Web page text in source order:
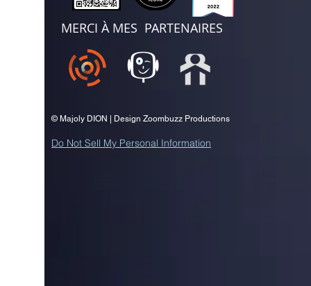
MERCI À MES PARTENAIRES
© Majoly DION | Design Zoombuzz Productions
Do Not Sell My Personal Information